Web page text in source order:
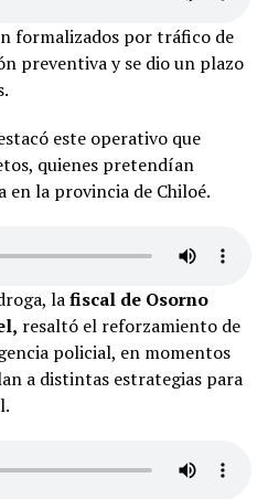
formalizados por tráfico de
preventiva y se dio un plazo
este operativo que
quienes pretendían
en la provincia de Chiloé.
lafiscal de Osorno
resaltó el reforzamiento de
policial, en momentos
a distintas estrategias para